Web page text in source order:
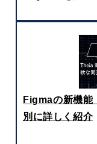
Figmaの新機
別に詳しく紹介